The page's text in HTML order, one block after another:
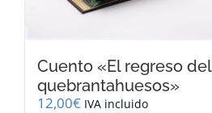
Cuento «El regreso del
quebrantahuesos»
12,00€ IVA incluido